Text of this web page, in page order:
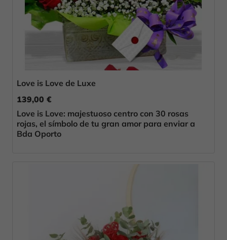
Love is Love de Luxe
139,00 €
Love is Love: majestuoso centro con 30 rosas
rojas, el símbolo de tu gran amor para enviar a
Bda Oporto